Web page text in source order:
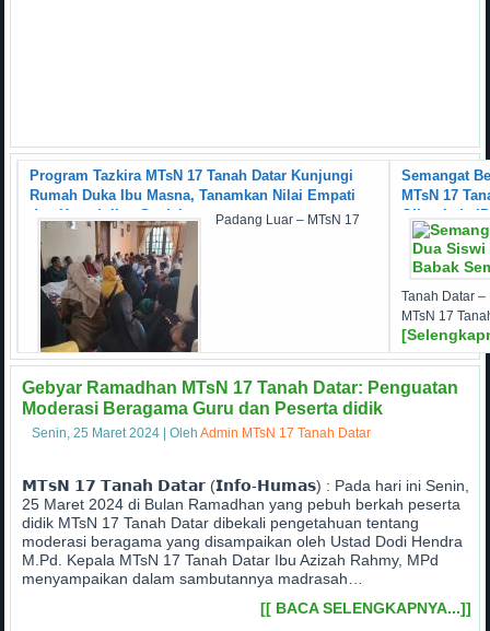
MOTTO PELAYANAN MTsN 17
program tazkira
Stop Gratifikasi
MOU dengan
Diskusi Persiapan
Layanan Penelitian
Penanda tanganan
Bersalaman
MEMBACA SURAT
TAHFIZ QUR'AN
SANGGAR TARI
Kegiatan Sosial
Program Tazkira MTsN 17 Tanah Datar Kunjungi
Rumah Duka Ibu Masna, Tanamkan Nilai Empati
dan Kepedulian Sosial
Padang Luar – MTsN 17
dengan mengunjungi rumah duka
[Selengkapnya...]
Semangat
MTsN 17
Olimpiade
Tanah Datar
MTsN 17
Gebyar Ramadhan MTsN 17 Tanah Datar: Penguatan
Moderasi Beragama Guru dan Peserta didik
Senin, 25 Maret 2024 |Oleh Admin MTsN 17 Tanah Datar
𝗠𝗧𝘀𝗡 𝟭𝟳 𝗧𝗮𝗻𝗮𝗵 𝗗𝗮𝘁𝗮𝗿 (𝗜𝗻𝗳𝗼-𝗛𝘂𝗺𝗮𝘀) : Pada hari ini Senin,
25 Maret 2024 di Bulan Ramadhan yang pebuh berkah peserta
didik MTsN 17 Tanah Datar dibekali pengetahuan tentang
moderasi beragama yang disampaikan oleh Ustad Dodi Hendra
M.Pd. Kepala MTsN 17 Tanah Datar Ibu Azizah Rahmy, MPd
menyampaikan dalam sambutannya madrasah…
[[ BACA SELENGKAPNYA...]]